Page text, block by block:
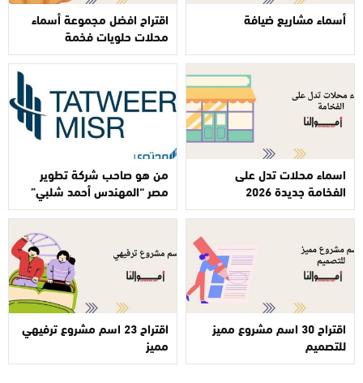
أسماء مشاريع ضيافة اقتراح افضل مجموعة أسماء
محلات حلويات فخمة
اسماء محلات تدل على
الفخامة جديدة 2026
من هو صاحب شركة تطوير
مصر “المهندس أحمد شلبي”
اقتراح 30 اسم مشروع مميز
للتصميم
اقتراح 23 اسم مشروع ترفيهي
مميز